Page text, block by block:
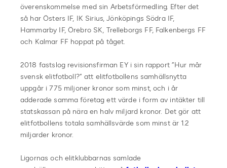
överenskommelse med sin Arbetsförmedling. Efter det
så har Östers IF, IK Sirius, Jönköpings Södra IF,
Hammarby IF, Örebro SK, Trelleborgs FF, Falkenbergs FF
och Kalmar FF hoppat på tåget.
2018 fastslog revisionsfirman EY i sin rapport ”Hur mår
svensk elitfotboll?” att elitfotbollens samhällsnytta
uppgår i 775 miljoner kronor som minst, och i år
adderade samma företag ett värde i form av intäkter till
statskassan på nära en halv miljard kronor. Det gör att
elitfotbollens totala samhällsvärde som minst är 1.2
miljarder kronor.
Ligornas och elitklubbarnas samlade